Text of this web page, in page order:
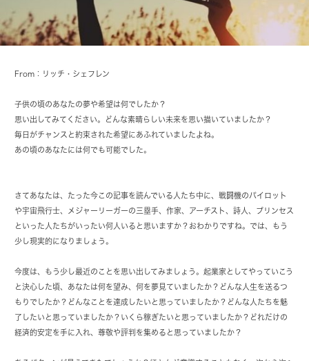
From：リッチ・シェフレン
子供の頃のあなたの夢や希望は何でしたか？
思い出してみてください。どんな素晴らしい未来を思い描いていましたか？
毎日がチャンスと約束された希望にあふれていましたよね。
あの頃のあなたには何でも可能でした。
さてあなたは、たった今この記事を読んでいる人たち中に、戦闘機のパイロット
や宇宙飛行士、メジャーリーガーの三塁手、作家、アーチスト、詩人、プリンセス
といった人たちがいったい何人いると思いますか？おわかりですね。では、もう
少し現実的になりましょう。
今度は、もう少し最近のことを思い出してみましょう。起業家としてやっていこう
と決心した頃、あなたは何を望み、何を夢見ていましたか？どんな人生を送るつ
もりでしたか？どんなことを達成したいと思っていましたか？どんな人たちを魅
了したいと思っていましたか？いくら稼ぎたいと思っていましたか？どれだけの
経済的安定を手に入れ、尊敬や評判を集めると思っていましたか？